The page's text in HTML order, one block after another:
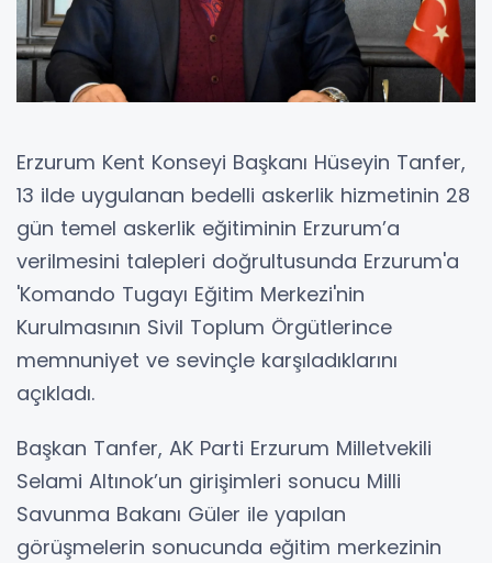
Erzurum Kent Konseyi Başkanı Hüseyin Tanfer,
13 ilde uygulanan bedelli askerlik hizmetinin 28
gün temel askerlik eğitiminin Erzurum’a
verilmesini talepleri doğrultusunda Erzurum'a
'Komando Tugayı Eğitim Merkezi'nin
Kurulmasının Sivil Toplum Örgütlerince
memnuniyet ve sevinçle karşıladıklarını
açıkladı.
Başkan Tanfer, AK Parti Erzurum Milletvekili
Selami Altınok’un girişimleri sonucu Milli
Savunma Bakanı Güler ile yapılan
görüşmelerin sonucunda eğitim merkezinin